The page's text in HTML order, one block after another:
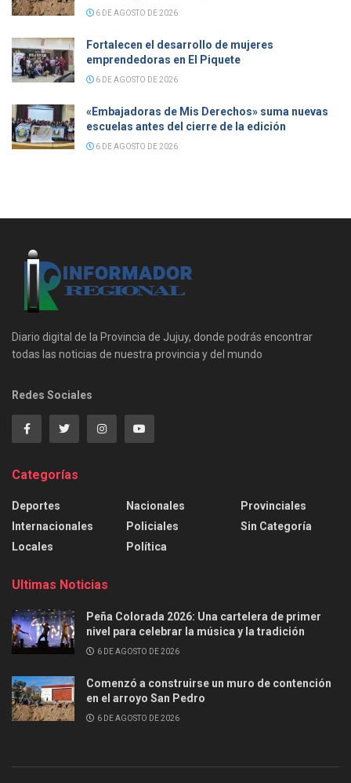
6 DE AGOSTO DE 2026
Fortalecen el desarrollo de mujeres
emprendedoras en El Piquete
6 DE AGOSTO DE 2026
«Embajadoras de Mis Derechos» suma nuevas
escuelas antes del cierre de la edición
6 DE AGOSTO DE 2026
Diario digital de la Provincia de Jujuy, donde podrás encontrar
todas las noticias de nuestra provincia y del mundo
Redes Sociales
Categorías
Deportes
Internacionales
Locales
Nacionales
Policiales
Política
Provinciales
Sin Categoría
Ultimas Noticias
Peña Colorada 2026: Una cartelera de primer
nivel para celebrar la música y la tradición
6 DE AGOSTO DE 2026
Comenzó a construirse un muro de contención
en el arroyo San Pedro
6 DE AGOSTO DE 2026